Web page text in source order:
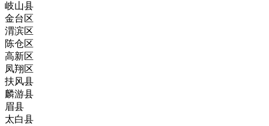
岐山县
金台区
渭滨区
陈仓区
高新区
凤翔区
扶风县
麟游县
眉县
太白县